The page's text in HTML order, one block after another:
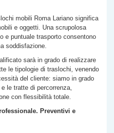
mobili RomaLariano significa
e oggetti. Una scrupolosa
e puntuale trasporto consentono
soddisfazione.
sarà in grado di realizzare
le tipologie di traslochi, venendo
del cliente: siamo in grado
le tratte di percorrenza,
con flessibilità totale.
Preventivi e